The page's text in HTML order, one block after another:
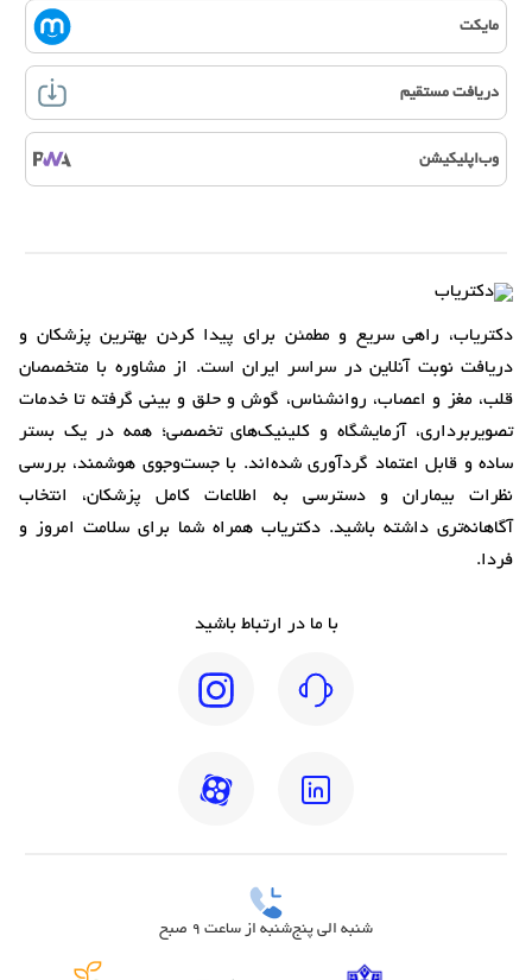
مایکت
دریافت مستقیم
وب‌اپلیکیشن
دکتریاب، راهی سریع و مطمئن برای پیدا کردن بهترین پزشکان و
دریافت نوبت آنلاین در سراسر ایران است. از مشاوره با متخصصان
قلب، مغز و اعصاب، روانشناس، گوش و حلق و بینی گرفته تا خدمات
تصویربرداری، آزمایشگاه و کلینیک‌های تخصصی؛ همه در یک بستر
ساده و قابل اعتماد گردآوری شده‌اند. با جست‌وجوی هوشمند، بررسی
نظرات بیماران و دسترسی به اطلاعات کامل پزشکان، انتخاب
آگاهانه‌تری داشته باشید. دکتریاب همراه شما برای سلامت امروز و
فردا.
با ما در ارتباط باشید
شنبه الی پنج‌شنبه از ساعت 9 صبح